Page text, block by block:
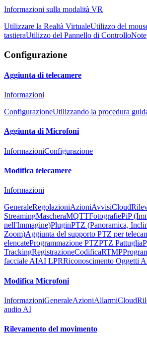
Informazioni sulla modalità VR
Utilizzare la Realtà VirtualeUtilizzo del
tastieraUtilizzo del Pannello di ControlloNote
Configurazione
Aggiunta di telecamere
Informazioni
ConfigurazioneUtilizzando la procedura
Aggiunta di Microfoni
InformazioniConfigurazione
Modifica telecamere
Informazioni
GeneraleRegolazioniAzioniAvvisiCloud
StreamingMascheraMQTTFotografiePiP
nell'Immagine)PluginPTZ (Panoramica,
Zoom)Aggiunta del supporto PTZ per
elencateProgrammazione PTZPTZ Pattuglia
TrackingRegistrazioneCodificaRTMP
facciale AIAI LPRRiconoscimento Oggetti
Modifica Microfoni
InformazioniGeneraleAzioniAllarmiCloud
audio AI
Rilevamento del movimento